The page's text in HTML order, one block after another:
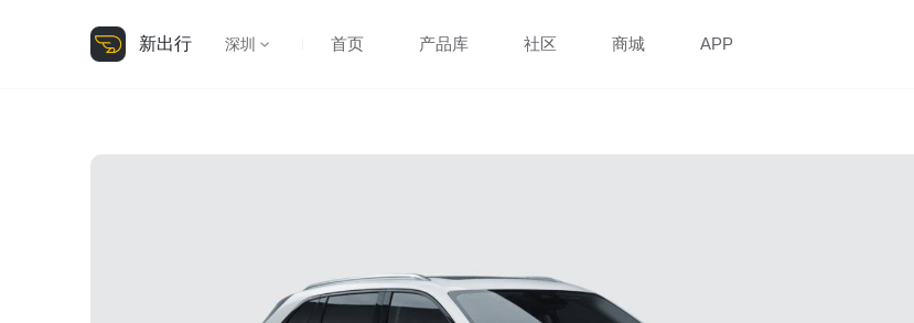
新出行 深圳 首页 产品库 社区 商城 APP